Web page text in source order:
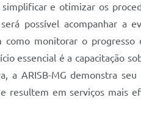
e otimizar os
possível acompanhar a
monitorar o progresso
essencial é a capacitação
a ARISB-MG demonstra seu
resultem em serviços mais